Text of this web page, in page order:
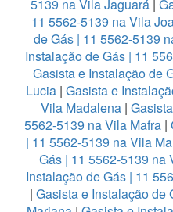
5139 na Vila Jaguará|
11 5562-5139 na Vila
de Gás | 11 5562-5139
Instalação de Gás | 11
Gasista e Instalação de
Lucia| Gasista e
Vila Madalena |
5562-5139 na Vila Mafra |
| 11 5562-5139 na Vila
Gás | 11 5562-5139 na
Instalação de Gás | 11
| Gasista e Instalação de